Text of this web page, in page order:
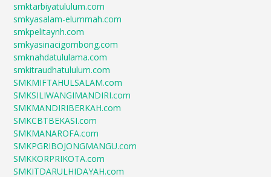
smktarbiyatululum.com
smkyasalam-elummah.com
smkpelitaynh.com
smkyasinacigombong.com
smknahdatululama.com
smkitraudhatululum.com
SMKMIFTAHULSALAM.com
SMKSILIWANGIMANDIRI.com
SMKMANDIRIBERKAH.com
SMKCBTBEKASI.com
SMKMANAROFA.com
SMKPGRIBOJONGMANGU.com
SMKKORPRIKOTA.com
SMKITDARULHIDAYAH.com